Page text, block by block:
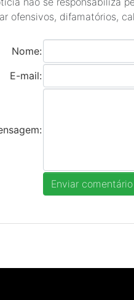
ofensivos, difamatórios,
Nome:
E-mail: